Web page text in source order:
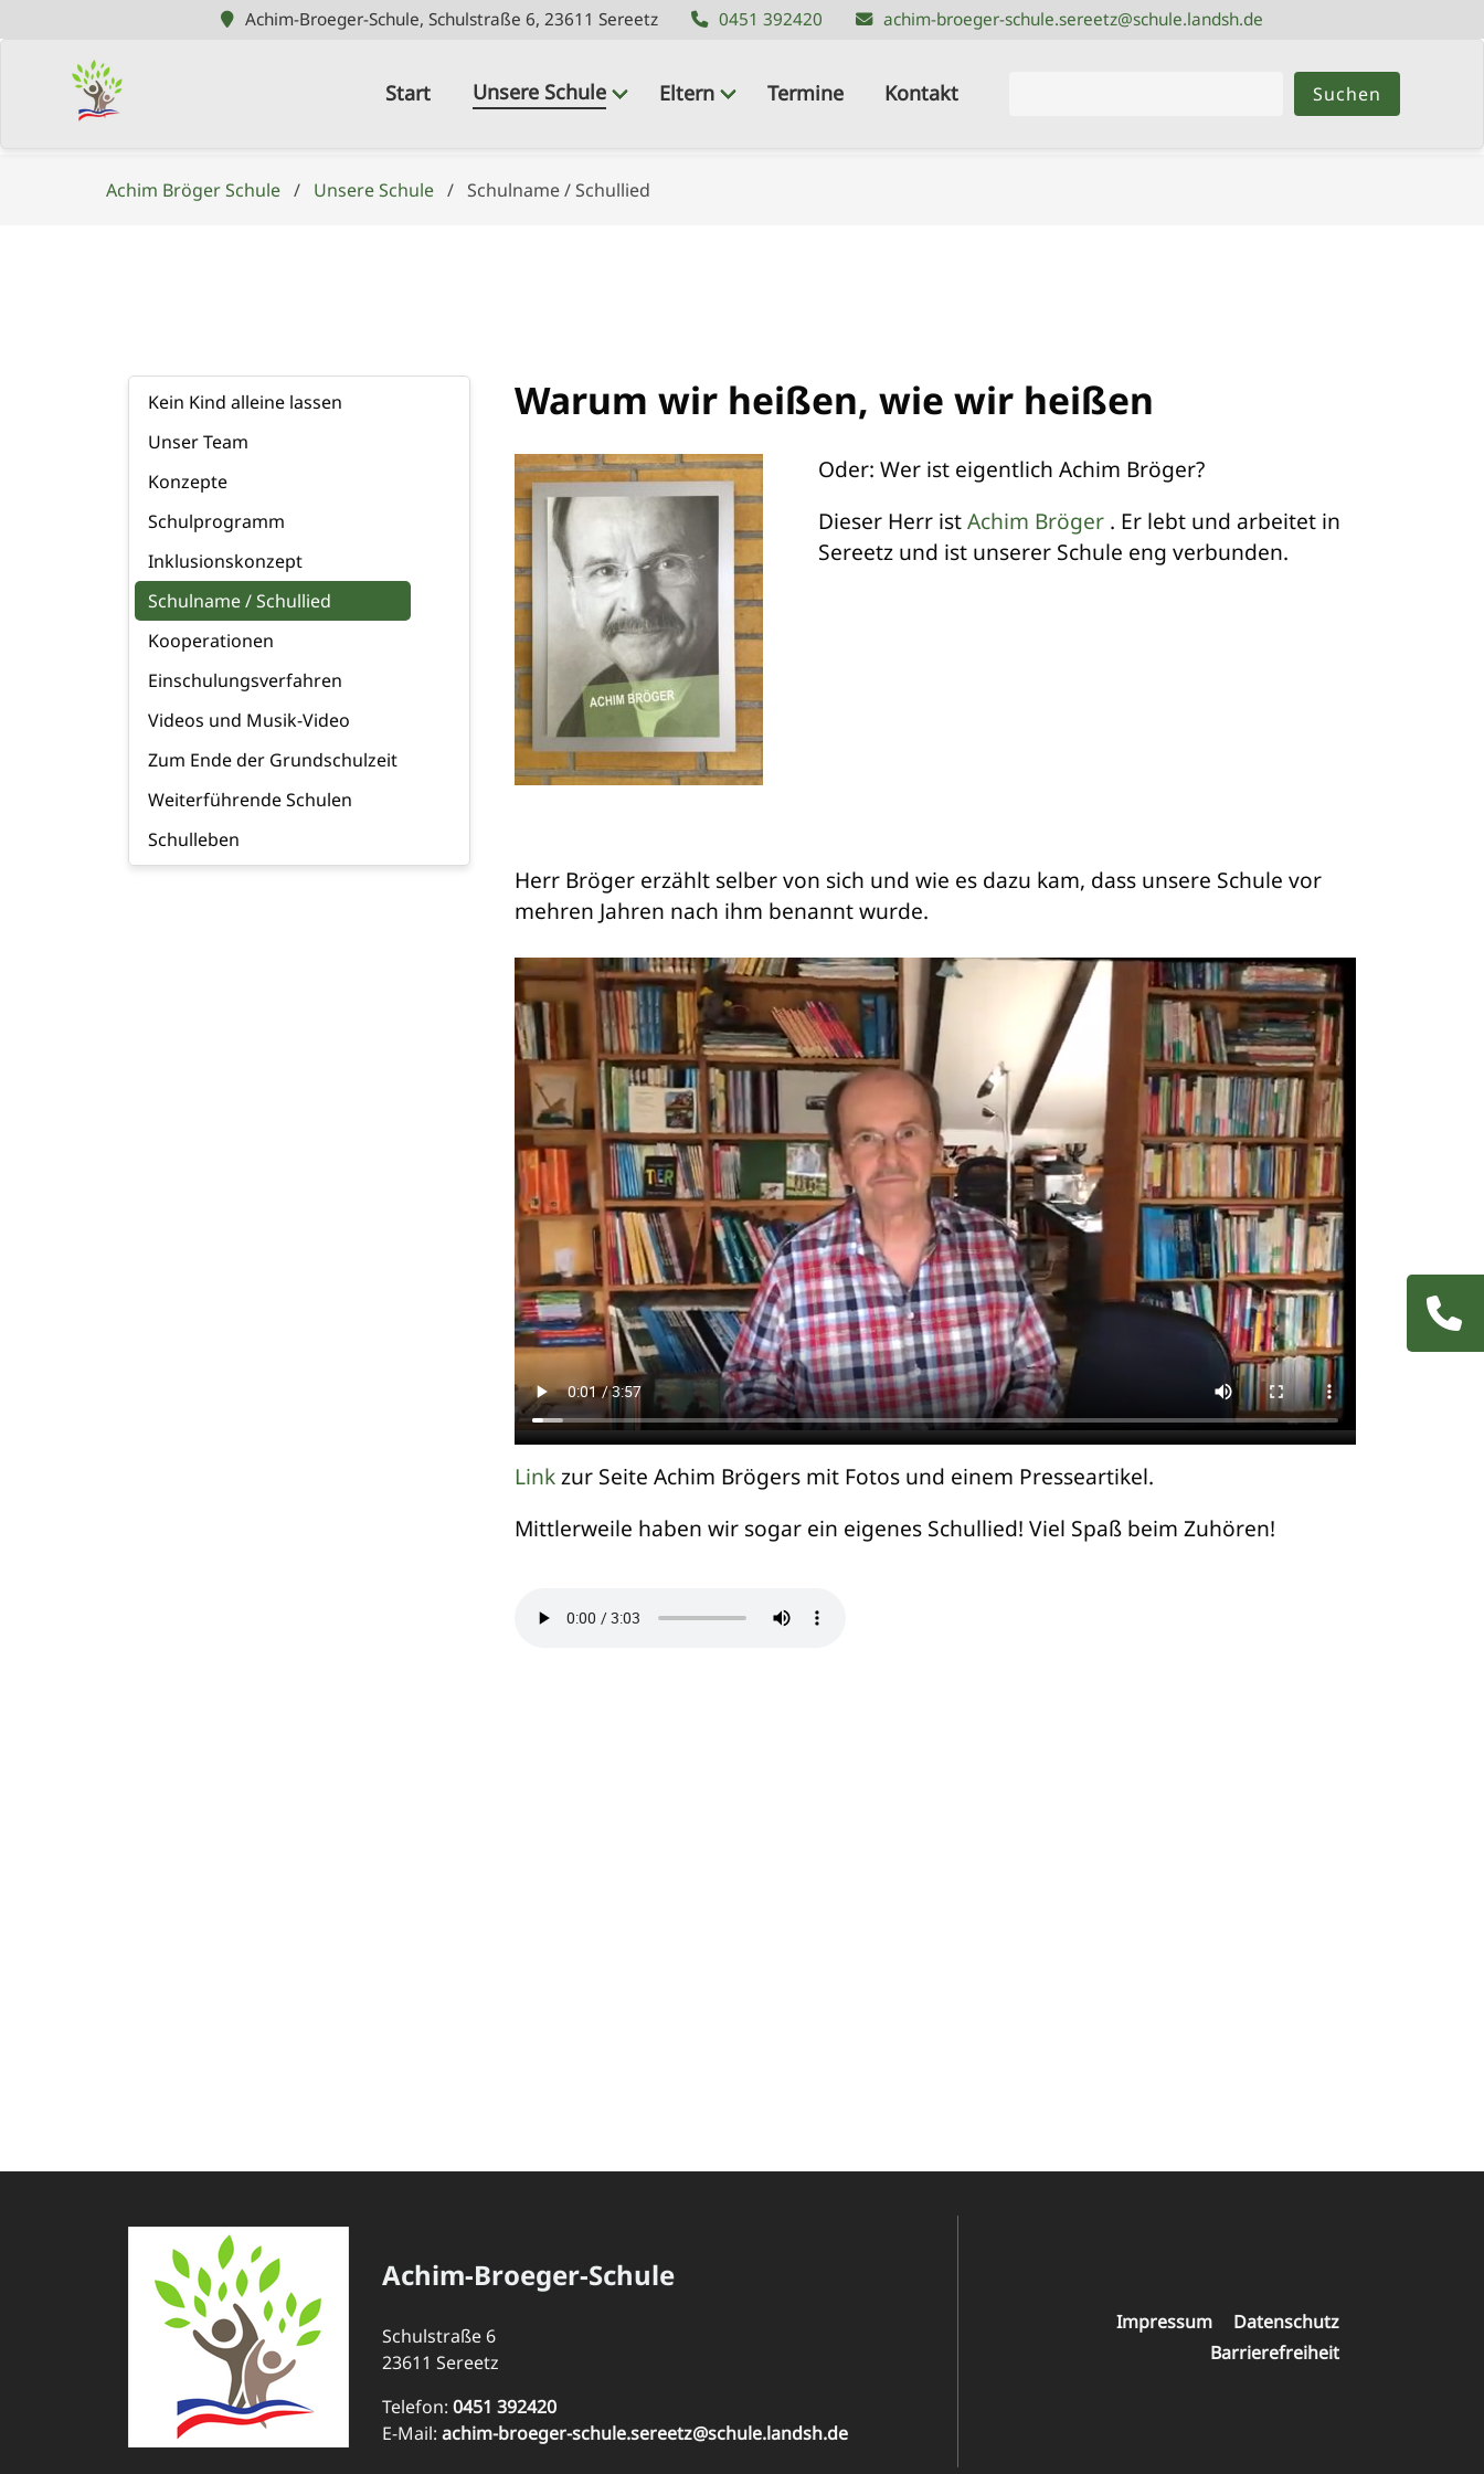
Achim-Broeger-Schule, Schulstraße 6, 23611 Sereetz 0451 392420 achim-broeger-schule.sereetz@schule.landsh.de
Navigation
überspringen
Start Unsere Schule Eltern Termine Kontakt Suchen
Achim-Broeger-Schule, Schulstraße 6, 23611 Sereetz 0451 392420 achim-broeger-schule.sereetz@schule.landsh.de
Achim Bröger Schule Unsere Schule Schulname / Schullied
Warum wir heißen, wie wir heißen
Oder: Wer ist eigentlich Achim Bröger?
Dieser Herr istAchim Bröger . Er lebt und arbeitet in
Sereetz und ist unserer Schule eng verbunden.
Herr Bröger erzählt selber von sich und wie es dazu kam, dass unsere Schule vor
mehren Jahren nach ihm benannt wurde.
Linkzur Seite Achim Brögers mit Fotos und einem Presseartikel.
Mittlerweile haben wir sogar ein eigenes Schullied! Viel Spaß beim Zuhören!
Navigation
Kein Kind alleine lassen
Unser Team
Konzepte
Schulprogramm
Inklusionskonzept
Schulname / Schullied
Kooperationen
Einschulungsverfahren
Videos und Musik-Video
Zum Ende der Grundschulzeit
Weiterführende Schulen
Schulleben
Achim-Broeger-Schule
Schulstraße 6
23611 Sereetz
Telefon: 0451 392420
E-Mail: achim-broeger-schule.sereetz@schule.landsh.de
Impressum
Datenschutz
Barrierefreiheit